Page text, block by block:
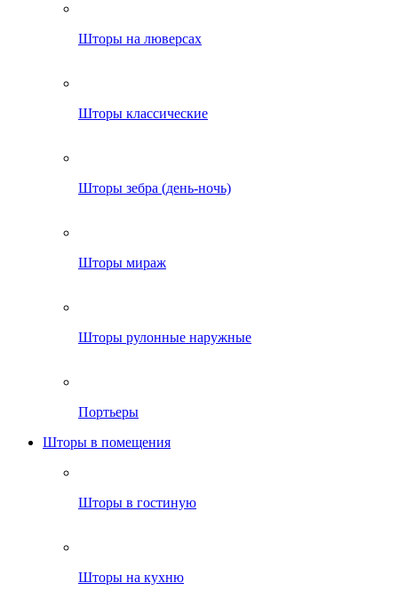
Шторы на люверсах
Шторы классические
Шторы зебра (день-ночь)
Шторы мираж
Шторы рулонные наружные
Портьеры
Шторы в помещения
Шторы в гостиную
Шторы на кухню